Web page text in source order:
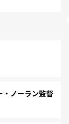
ノーラン監督